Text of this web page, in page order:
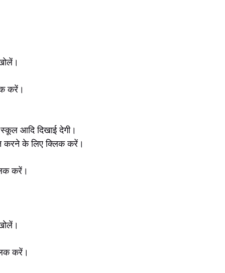
करें।
आदि दिखाई देगी।
करने के लिए क्लिक करें।
करें।
करें।